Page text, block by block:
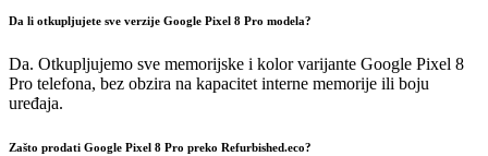
Da li otkupljujete sve verzije Google Pixel 8 Pro modela?
Da. Otkupljujemo sve memorijske i kolor varijante Google Pixel 8
Pro telefona, bez obzira na kapacitet interne memorije ili boju
uređaja.
Zašto prodati Google Pixel 8 Pro preko Refurbished.eco?